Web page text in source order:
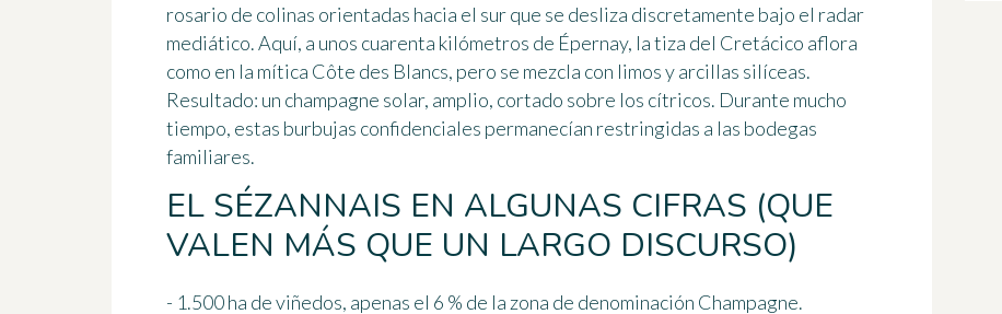
rosario de colinas orientadas hacia el sur que se desliza discretamente bajo el radar
mediático. Aquí, a unos cuarenta kilómetros de Épernay, la tiza del Cretácico aflora
como en la mítica Côte des Blancs, pero se mezcla con limos y arcillas silíceas.
Resultado: un champagne solar, amplio, cortado sobre los cítricos. Durante mucho
tiempo, estas burbujas confidenciales permanecían restringidas a las bodegas
familiares.
EL SÉZANNAIS EN ALGUNAS CIFRAS (QUE
VALEN MÁS QUE UN LARGO DISCURSO)
- 1.500 ha de viñedos, apenas el 6 % de la zona de denominación Champagne.